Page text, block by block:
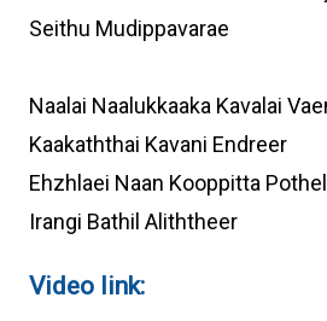
Seithu Mudippavarae
Naalai Naalukkaaka Kavalai
Kaakaththai Kavani Endreer
Ehzhlaei Naan Kooppitta
Irangi Bathil Aliththeer
Video link: